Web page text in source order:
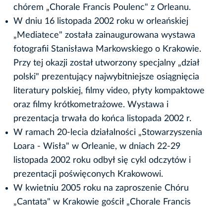
chórem „Chorale Francis Poulenc" z Orleanu.
W dniu 16 listopada 2002 roku w orleańskiej
„Mediatece" została zainaugurowana wystawa
fotografii Stanisława Markowskiego o Krakowie.
Przy tej okazji został utworzony specjalny „dział
polski" prezentujący najwybitniejsze osiągnięcia
literatury polskiej, filmy video, płyty kompaktowe
oraz filmy krótkometrażowe. Wystawa i
prezentacja trwała do końca listopada 2002 r.
W ramach 20-lecia działalności „Stowarzyszenia
Loara - Wisła" w Orleanie, w dniach 22-29
listopada 2002 roku odbył się cykl odczytów i
prezentacji poświęconych Krakowowi.
W kwietniu 2005 roku na zaproszenie Chóru
„Cantata" w Krakowie gościł „Chorale Francis